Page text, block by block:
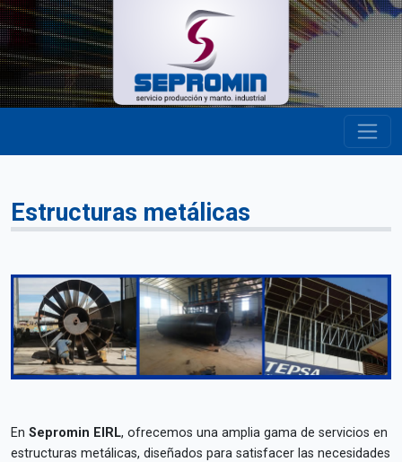
Estructuras metálicas
En Sepromin EIRL, ofrecemos una amplia gama de servicios en
estructuras metálicas, diseñados para satisfacer las necesidades